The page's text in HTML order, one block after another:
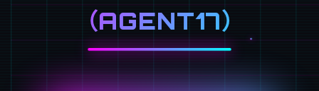
（AGENT17）